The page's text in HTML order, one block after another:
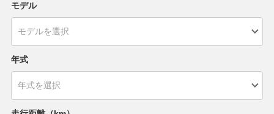
モデル
年式